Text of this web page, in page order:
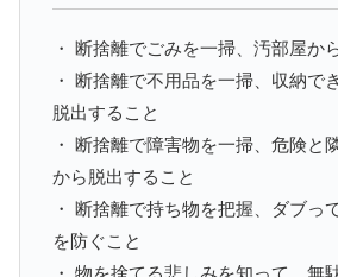
・ 断捨離でごみを一掃、汚部屋か
・ 断捨離で不用品を一掃、収納で
脱出すること
・ 断捨離で障害物を一掃、危険と
から脱出すること
・ 断捨離で持ち物を把握、ダブっ
を防ぐこと
・ 物を捨てる悲しみを知って、無